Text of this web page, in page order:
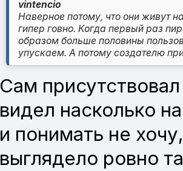
vintencio
Наверное потому, что они живут
гипер говно. Когда первый раз
образом больше половины
упускаем. А потому создателю
Сам
видел насколько
и понимать не
выглядело ровно